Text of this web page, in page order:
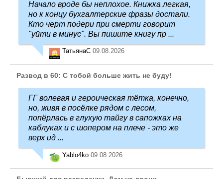
Начало вроде бы неплохое. Книжка легкая,
но к концу бухгалтерские фразы достали.
Кто черт подери при смерти говорит
"уйти в минус". Вы пишите книгу пр ...
ТатьянаC 09.08.2026
Развод в 60: С тобой больше жить не буду!
ГГ волевая и героическая тётка, конечно,
но, живя в посёлке рядом с лесом,
попёрлась в глухую тайгу в сапожках на
каблуках и с шопером на плече - это же
верх ид ...
Yablo4ko 09.08.2026